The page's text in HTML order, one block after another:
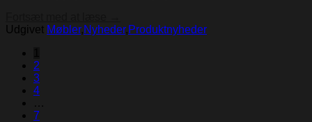
Udgivet Møbler,Nyheder,Produktnyheder
2
3
4
…
7